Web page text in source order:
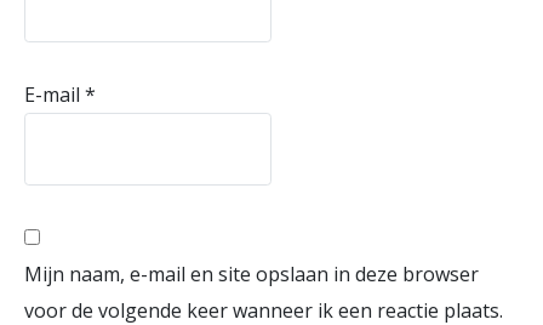
E-mail *
Mijn naam, e-mail en site opslaan in deze browser
voor de volgende keer wanneer ik een reactie plaats.